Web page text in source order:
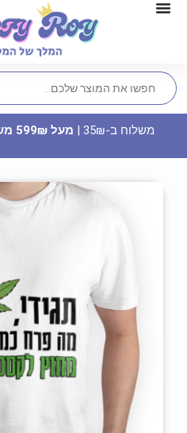
41.90
משלוח ב-35₪ | מעל 599₪ משלוח חינם או איסוף עצמי